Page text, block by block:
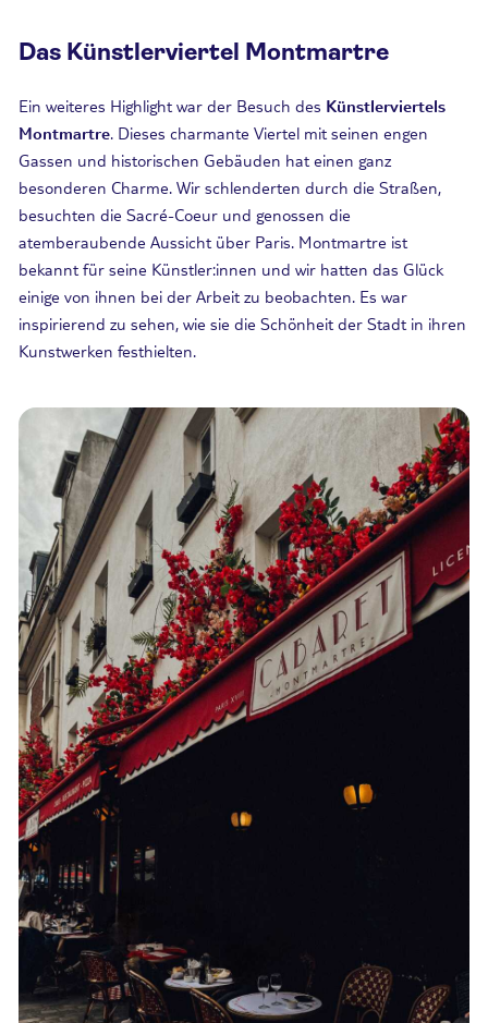
Das Künstlerviertel Montmartre
Ein weiteres Highlight war der Besuch des Künstlerviertels
Montmartre . Dieses charmante Viertel mit seinen engen
Gassen und historischen Gebäuden hat einen ganz
besonderen Charme. Wir schlenderten durch die Straßen,
besuchten die Sacré-Coeur und genossen die
atemberaubende Aussicht über Paris. Montmartre ist
bekannt für seine Künstler:innen und wir hatten das Glück
einige von ihnen bei der Arbeit zu beobachten. Es war
inspirierend zu sehen, wie sie die Schönheit der Stadt in ihren
Kunstwerken festhielten.